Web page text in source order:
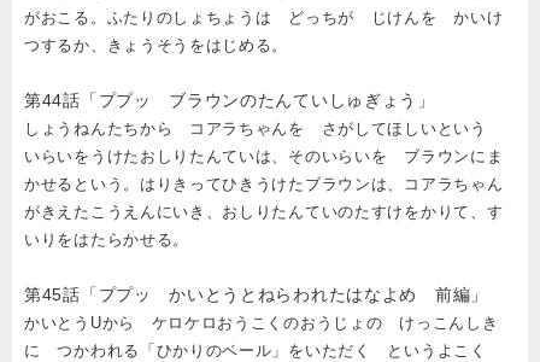
がおこる。ふたりのしょちょうは どっちが じけんを かいけ
つするか、きょうそうをはじめる。
第44話「ププッ ブラウンのたんていしゅぎょう」
しょうねんたちから コアラちゃんを さがしてほしいという
いらいをうけたおしりたんていは、そのいらいを ブラウンにま
かせるという。はりきってひきうけたブラウンは、コアラちゃん
がきえたこうえんにいき、おしりたんていのたすけをかりて、す
いりをはたらかせる。
第45話「ププッ かいとうとねらわれたはなよめ 前編」
かいとうUから ケロケロおうこくのおうじょの けっこんしき
に つかわれる「ひかりのベール」をいただく というよこく